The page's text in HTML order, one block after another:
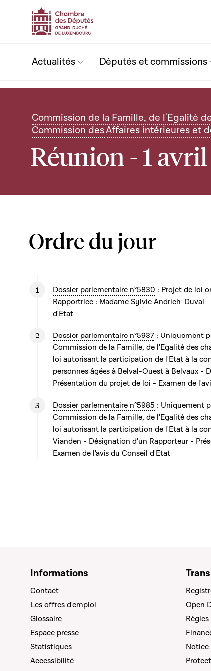
Actualités Députés et commissions
Commission de la Famille, de l'Egalité
Commission des Affaires intérieures et
Réunion - 1
Ordre du jour
Dossier parlementaire n°5830 : Projet de loi
Rapportrice : Madame Sylvie Andrich-Duval
d'Etat
Dossier parlementaire n°5937 : Uniquement
Commission de la Famille, de l'Egalité des
loi autorisant la participation de l'Etat à la
personnes âgées à Belval-Ouest à Belvaux -
Présentation du projet de loi - Examen de
Dossier parlementaire n°5985 : Uniquement
Commission de la Famille, de l'Egalité des
loi autorisant la participation de l'Etat à la
Vianden - Désignation d'un Rapporteur -
Examen de l'avis du Conseil d'Etat
Informations
Contact
Les offres d'emploi
Glossaire
Espace presse
Statistiques
Accessibilité
Open
Notice